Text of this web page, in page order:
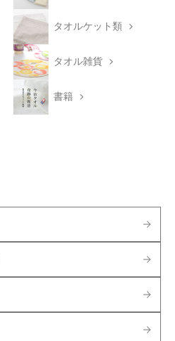
タオルケット類
タオル雑貨
書籍